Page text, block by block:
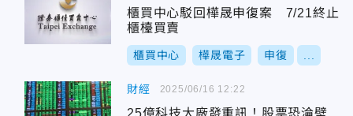
櫃買中心駁回樺晟申復案 7/21終止
櫃檯買賣
櫃買中心 樺晟電子 申復
財經
25億科技大廠發重訊！股票恐淪壁
2025/06/16 12:22